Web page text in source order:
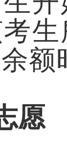
额
愿